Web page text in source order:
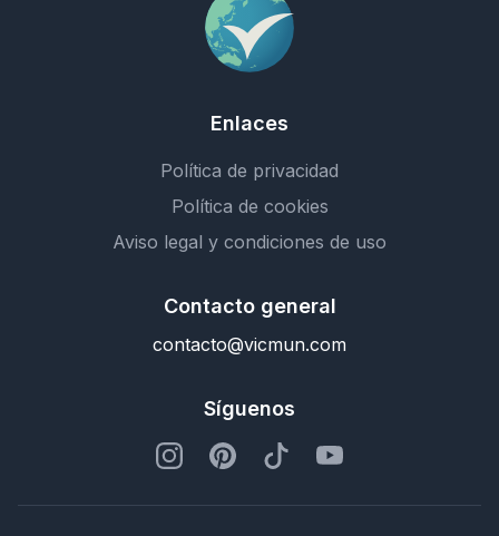
Enlaces
Política de privacidad
Política de cookies
Aviso legal y condiciones de uso
Contacto general
contacto@vicmun.com
Síguenos